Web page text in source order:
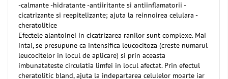
-calmante -hidratante -antiiritante si antiinflamatorii -
cicatrizante si reepitelizante; ajuta la reinnoirea celulara -
cheratolitice
Efectele alantoinei in cicatrizarea ranilor sunt complexe. Mai
intai, se presupune ca intensifica leucocitoza (creste numarul
leucocitelor in locul de aplicare) si prin aceasta
imbunatateste circulatia limfei in locul afectat. Prin efectul
cheratolitic bland, ajuta la indepartarea celulelor moarte iar